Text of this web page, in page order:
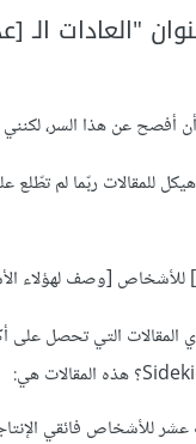
"العادات
أفصح عن هذا السر،
للمقالات ربّما لم تطّلع
للأشخاص [وصف لهؤلاء
التي تحصل على
للأشخاص فائقي الإنتاجية (2,500